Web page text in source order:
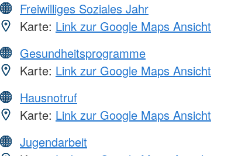
Freiwilliges Soziales Jahr
Karte: Link zur Google Maps Ansicht
Gesundheitsprogramme
Karte: Link zur Google Maps Ansicht
Hausnotruf
Karte: Link zur Google Maps Ansicht
Jugendarbeit